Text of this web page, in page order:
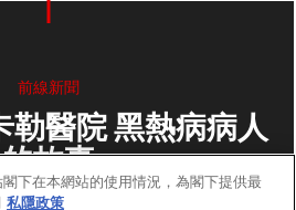
前線新聞
勒醫院 黑熱病病人
的故事
下在本網站的使用情況，為閣下提供最
私隱政策